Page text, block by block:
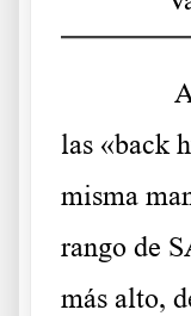
las «back
misma
rango de
más alto,